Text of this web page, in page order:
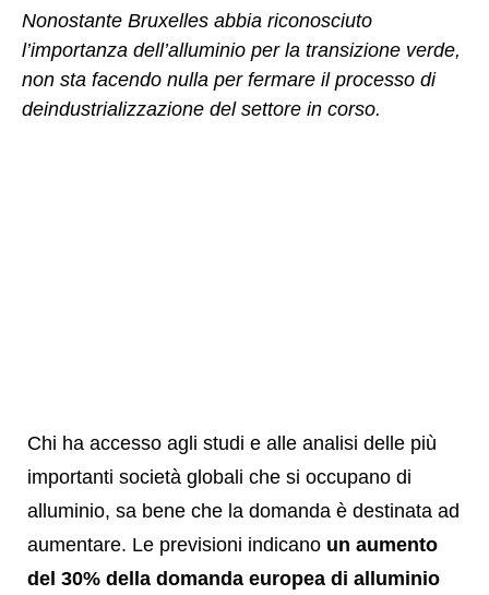
Nonostante Bruxelles abbia riconosciuto
l’importanza dell’alluminio per la transizione verde,
non sta facendo nulla per fermare il processo di
deindustrializzazione del settore in corso.
Chi ha accesso agli studi e alle analisi delle più
importanti società globali che si occupano di
alluminio, sa bene che la domanda è destinata ad
aumentare. Le previsioni indicano un aumento
del 30% della domanda europea di alluminio